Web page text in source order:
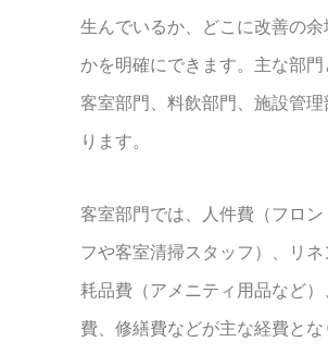
生んでいるか、どこに改善の余
かを明確にできます。主な部門
客室部門、料飲部門、施設管理
ります。
客室部門では、人件費（フロン
フや客室清掃スタッフ）、リ
耗品費（アメニティ用品など）
費、修繕費などが主な経費とな